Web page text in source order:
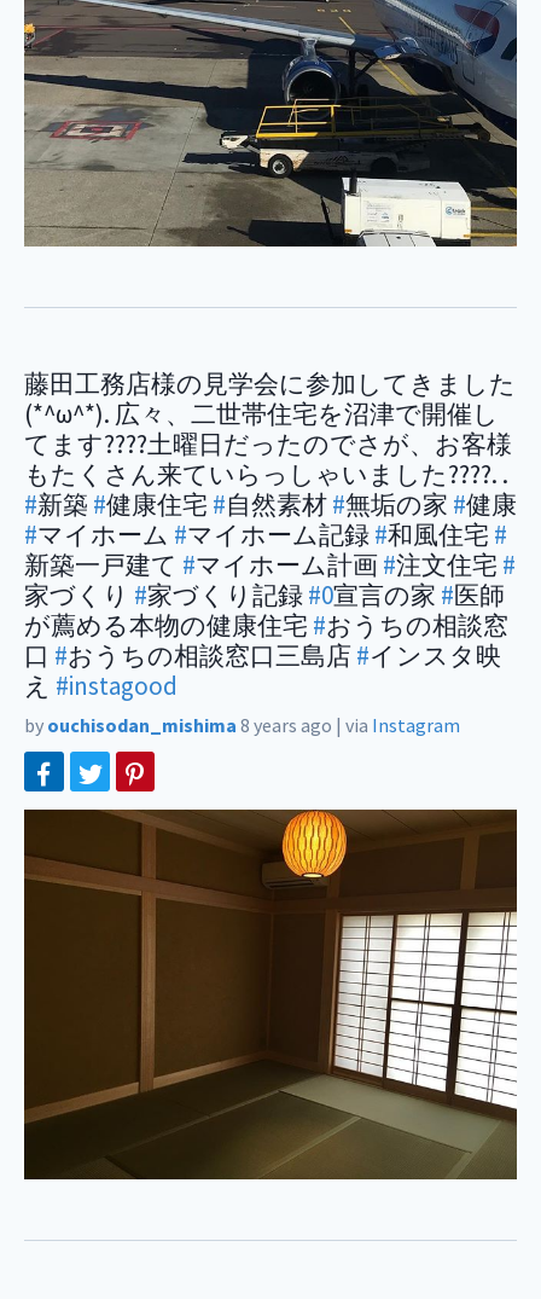
藤田工務店様の見学会に参加してきました
(*^ω^*). 広々、二世帯住宅を沼津で開催し
てます????土曜日だったのでさが、お客様
もたくさん来ていらっしゃいました????. .
#新築 #健康住宅 #自然素材#無垢の家 #健康
#マイホーム #マイホーム記録#和風住宅 #
新築一戸建て #マイホーム計画#注文住宅 #
家づくり #家づくり記録#0宣言の家 #医師
が薦める本物の健康住宅 #おうちの相談窓
口 #おうちの相談窓口三島店 #インスタ映
え #instagood
by ouchisodan_mishima 8 years ago | via Instagram